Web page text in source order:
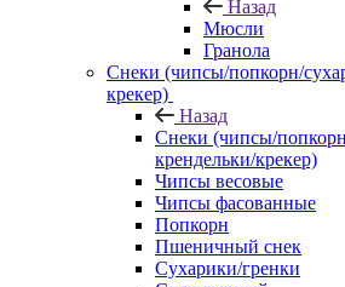
Назад
Мюсли
Гранола
Снеки (чипсы/попкорн/
крекер)
Назад
Снеки (чипсы/
крендельки/крекер)
Чипсы весовые
Чипсы фасованные
Попкорн
Пшеничный снек
Сухарики/гренки